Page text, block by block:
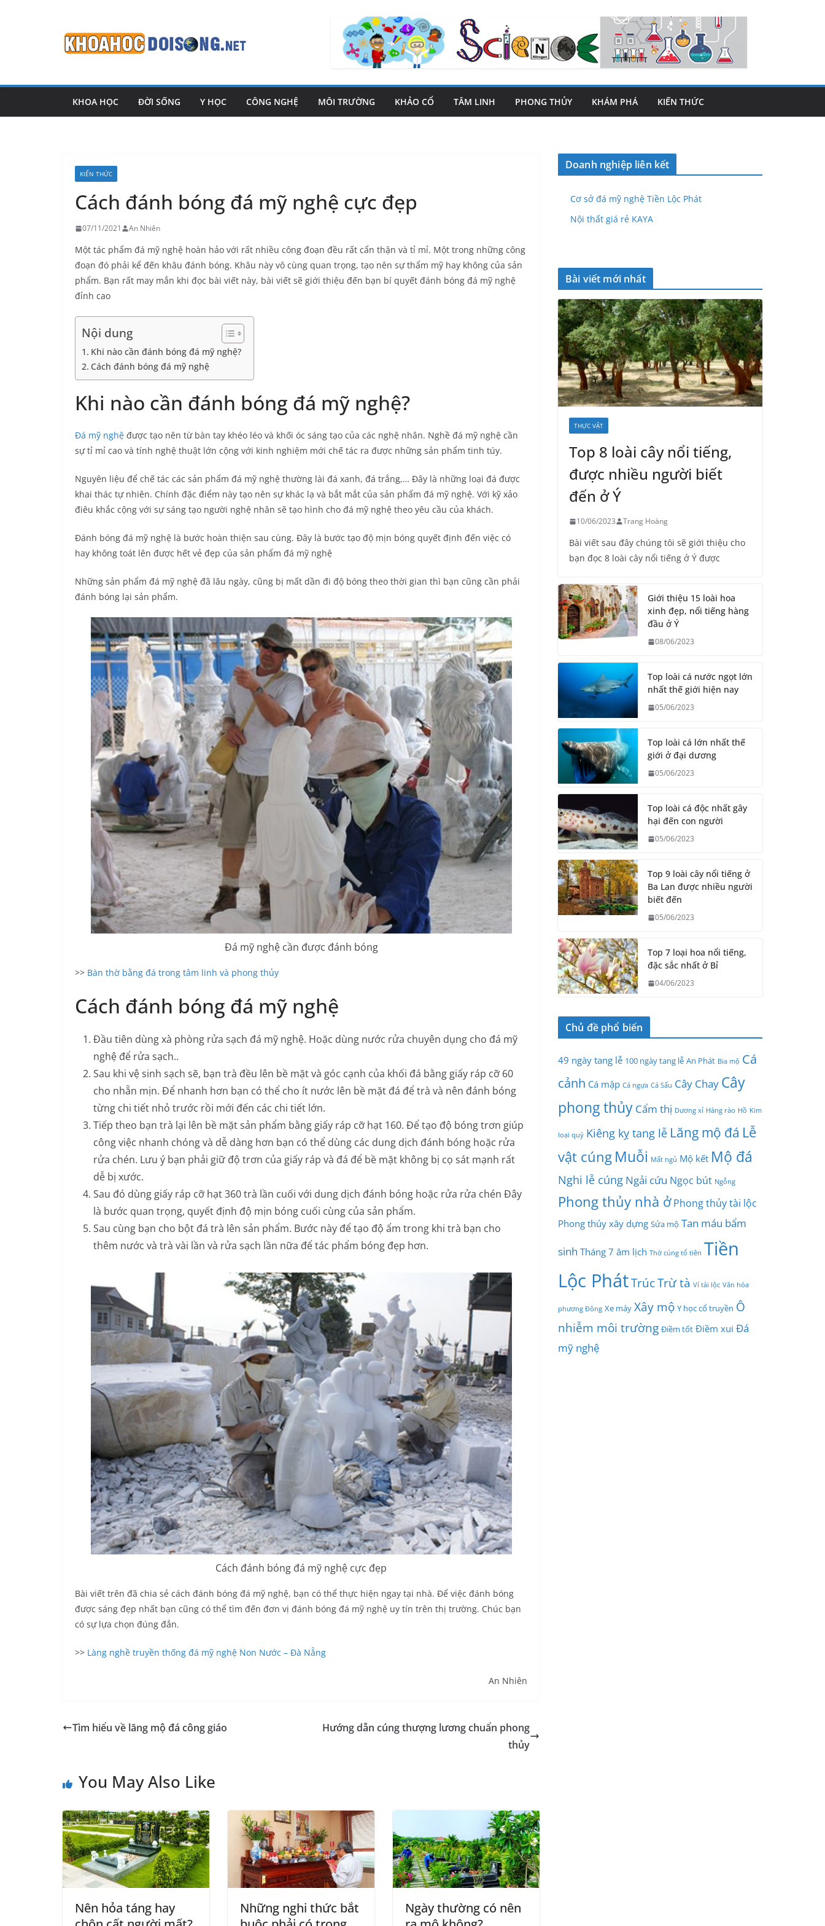
KHOA HỌC ĐỜI SỐNG Y HỌC CÔNG NGHỆ MÔI TRƯỜNG KHẢO CỔ TÂM LINH PHONG THỦY KHÁM PHÁ KIẾN THỨC
KIẾN THỨC
Cách đánh bóng đá mỹ nghệ cực đẹp
07/11/2021 An Nhiên
Một tác phẩm đá mỹ nghệ hoàn hảo với rất nhiều công đoạn đều rất cẩn thận và tỉ mỉ. Một trong những công
đoạn đó phải kể đến khâu đánh bóng. Khâu này vô cùng quan trọng, tạo nên sự thẩm mỹ hay không của sản
phẩm. Bạn rất may mắn khi đọc bài viết này, bài viết sẽ giới thiệu đến bạn bí quyết đánh bóng đá mỹ nghệ
đỉnh cao
Nội dung
Khi nào cần đánh bóng đá mỹ nghệ?
Cách đánh bóng đá mỹ nghệ
Khi nào cần đánh bóng đá mỹ nghệ?
Đá mỹ nghệ được tạo nên từ bàn tay khéo léo và khối óc sáng tạo của các nghệ nhân. Nghề đá mỹ nghệ cần
sự tỉ mỉ cao và tính nghệ thuật lớn cộng với kinh nghiệm mới chế tác ra được những sản phẩm tinh túy.
Nguyên liệu để chế tác các sản phẩm đá mỹ nghệ thường lài đá xanh, đá trắng,… Đây là những loại đá được
khai thác tự nhiên. Chính đặc điểm này tạo nên sự khác lạ và bắt mắt của sản phẩm đá mỹ nghệ. Với kỹ xảo
điêu khắc cộng với sự sáng tạo người nghệ nhân sẽ tạo hình cho đá mỹ nghệ theo yêu cầu của khách.
Đánh bóng đá mỹ nghệ là bước hoàn thiện sau cùng. Đây là bước tạo độ mịn bóng quyết định đến việc có
hay không toát lên được hết vẻ đẹp của sản phẩm đá mỹ nghệ
Những sản phẩm đá mỹ nghệ đã lâu ngày, cũng bị mất dần đi độ bóng theo thời gian thì bạn cũng cần phải
đánh bóng lại sản phẩm.
Đá mỹ nghệ cần được đánh bóng
>> Bàn thờ bằng đá trong tâm linh và phong thủy
Cách đánh bóng đá mỹ nghệ
Đầu tiên dùng xà phòng rửa sạch đá mỹ nghệ. Hoặc dùng nước rửa chuyên dụng cho đá mỹ
nghệ để rửa sạch..
Sau khi vệ sinh sạch sẽ, bạn trà đều lên bề mặt và góc cạnh của khối đá bằng giấy ráp cỡ 60
cho nhẵn mịn. Để nhanh hơn bạn có thể cho ít nước lên bề mặt đá để trà và nên đánh bóng
từng chi tiết nhỏ trước rồi mới đến các chi tiết lớn.
Tiếp theo bạn trà lại lên bề mặt sản phẩm bằng giấy ráp cỡ hạt 160. Để tạo độ bóng trơn giúp
công việc nhanh chóng và dễ dàng hơn bạn có thể dùng các dung dịch đánh bóng hoặc rửa
rửa chén. Lưu ý bạn phải giữ độ trơn của giấy ráp và đá để bề mặt không bị cọ sát mạnh rất
dễ bị xước.
Sau đó dùng giấy ráp cỡ hạt 360 trà lần cuối với dung dịch đánh bóng hoặc rửa rửa chén Đây
là bước quan trọng, quyết định độ mịn bóng cuối cùng của sản phẩm.
Sau cùng bạn cho bột đá trà lên sản phẩm. Bước này để tạo độ ẩm trong khi trà bạn cho
thêm nước và trà vài lần và rửa sạch lần nữa để tác phẩm bóng đẹp hơn.
Cách đánh bóng đá mỹ nghệ cực đẹp
Bài viết trên đã chia sẻ cách đánh bóng đá mỹ nghệ, bạn có thể thực hiện ngay tại nhà. Để việc đánh bóng
được sáng đẹp nhất bạn cũng có thể tìm đến đơn vị đánh bóng đá mỹ nghệ uy tín trên thị trường. Chúc bạn
có sự lựa chọn đúng đắn.
>> Làng nghề truyền thống đá mỹ nghệ Non Nước – Đà Nẵng
An Nhiên
Tìm hiểu về lăng mộ đá công giáo
Hướng dẫn cúng thượng lương chuẩn phong
thủy
You May Also Like
Nên hỏa táng hay
Những nghi thức bắt
Ngày thường có nên
Doanh nghiệp liên kết
Cơ sở đá mỹ nghệ Tiền Lộc Phát
Nội thất giá rẻ KAYA
Bài viết mới nhất
THỰC VẬT
Top 8 loài cây nổi tiếng,
được nhiều người biết
đến ở Ý
10/06/2023 Trang Hoàng
Bài viết sau đây chúng tôi sẽ giới thiệu cho
bạn đọc 8 loài cây nổi tiếng ở Ý được
Giới thiệu 15 loài hoa
xinh đẹp, nổi tiếng hàng
đầu ở Ý
08/06/2023
Top loài cá nước ngọt lớn
nhất thế giới hiện nay
05/06/2023
Top loài cá lớn nhất thế
giới ở đại dương
05/06/2023
Top loài cá độc nhất gây
hại đến con người
05/06/2023
Top 9 loài cây nổi tiếng ở
Ba Lan được nhiều người
biết đến
05/06/2023
Top 7 loại hoa nổi tiếng,
đặc sắc nhất ở Bỉ
04/06/2023
Chủ đề phổ biến
49 ngày tang lễ 100 ngày tang lễ An Phát Bia mộ Cá
cảnh Cá mập Cá ngựa Cá Sấu Cây Chay Cây
phong thủy Cẩm thị Dương xỉ Hàng rào Hồ Kim
loại quý Kiêng kỵ tang lễ Lăng mộ đá Lễ
vật cúng Muỗi Mất ngủ Mộ kết Mộ đá
Nghi lễ cúng Ngải cứu Ngọc bút Ngỗng
Phong thủy nhà ở Phong thủy tài lộc
Phong thủy xây dựng Sửa mộ Tan máu bẩm
sinh Tháng 7 âm lịch Thờ cúng tổ tiên Tiền
Lộc PhátTrúcTrừ tà Ví tài lộc Văn hóa
phương Đông Xe máy Xây mộ Y học cổ truyền Ô
nhiễm môi trường Điềm tốt Điềm xui Đá
mỹ nghệ